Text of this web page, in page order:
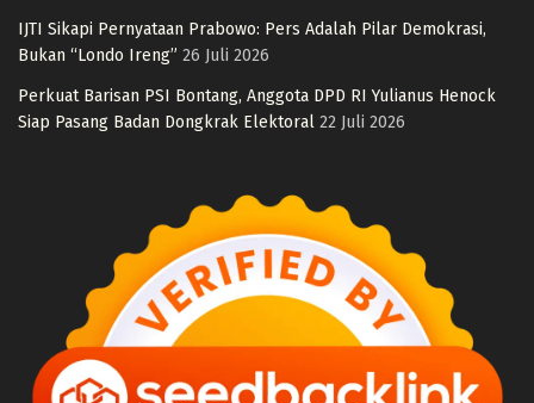
IJTI Sikapi Pernyataan Prabowo: Pers Adalah Pilar Demokrasi,
Bukan “Londo Ireng” 26 Juli 2026
Perkuat Barisan PSI Bontang, Anggota DPD RI Yulianus Henock
Siap Pasang Badan Dongkrak Elektoral 22 Juli 2026